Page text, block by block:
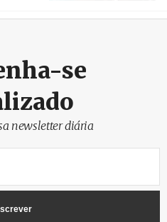
se
newsletter diária